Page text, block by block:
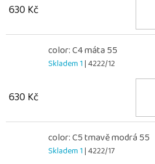
630 Kč
color: C4 máta 55
Skladem 1| 4222/12
630 Kč
color: C5 tmavě modrá 55
Skladem 1| 4222/17